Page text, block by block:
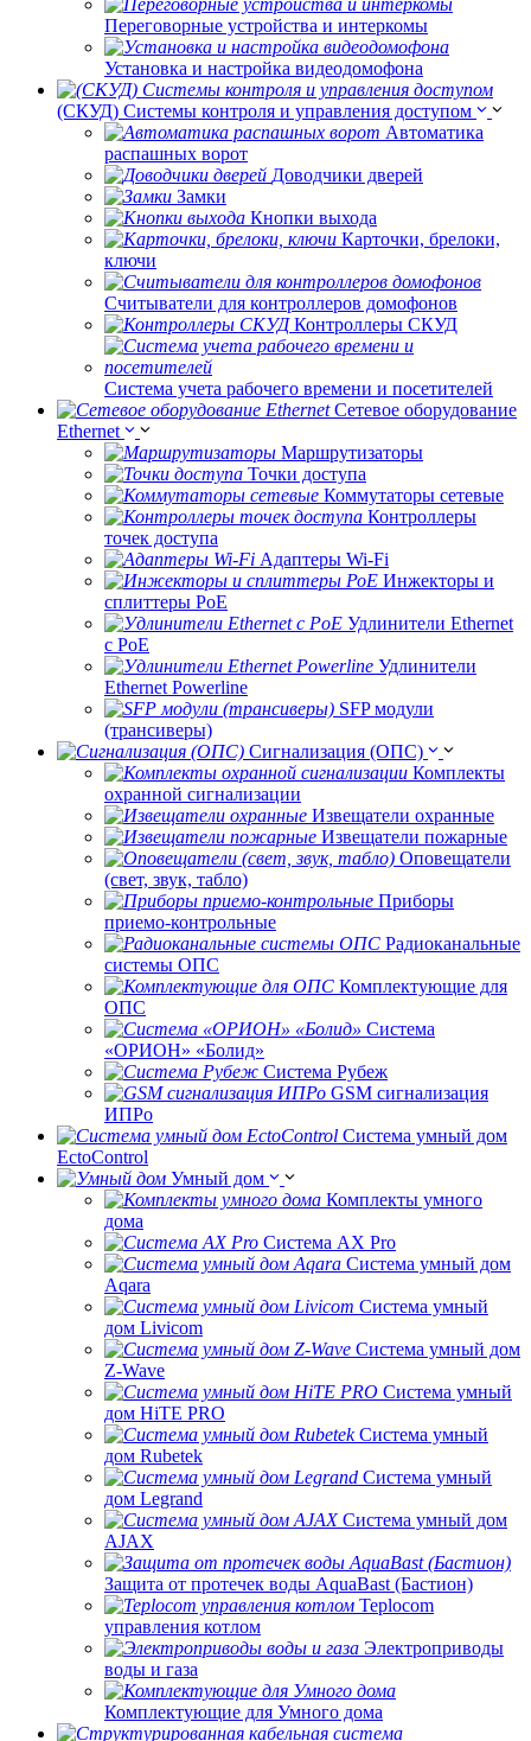
Переговорные устройства и интеркомы
Установка и настройка видеодомофона
(СКУД) Системы контроля и управления доступом
Автоматика
распашных ворот
Доводчики дверей
Замки
Кнопки выхода
Карточки, брелоки,
ключи
Считыватели для контроллеров домофонов
Контроллеры СКУД
Система учета рабочего времени и посетителей
Сетевое оборудование
Ethernet
Маршрутизаторы
Точки доступа
Коммутаторы сетевые
Контроллеры
точек доступа
Адаптеры Wi-Fi
Инжекторы и
сплиттеры РоЕ
Удлинители Ethernet
с PoE
Удлинители
Ethernet Powerline
SFP модули
(трансиверы)
Сигнализация (ОПС)
Комплекты
охранной сигнализации
Извещатели охранные
Извещатели пожарные
Оповещатели
(свет, звук, табло)
Приборы
приемо-контрольные
Радиоканальные
системы ОПС
Комплектующие для
ОПС
Система
«ОРИОН» «Болид»
Система Рубеж
GSM сигнализация
ИПРо
Система умный дом
EctoControl
Умный дом
Комплекты умного
дома
Система AX Pro
Система умный дом
Aqara
Система умный
дом Livicom
Система умный дом
Z-Wave
Система умный
дом HiTE PRO
Система умный
дом Rubetek
Система умный
дом Legrand
Система умный дом
AJAX
Защита от протечек воды AquaBast (Бастион)
Teplocom
управления котлом
Электроприводы
воды и газа
Комплектующие для Умного дома